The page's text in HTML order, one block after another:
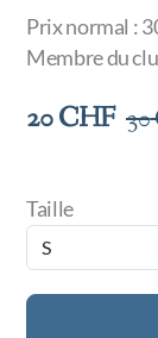
Prix normal :
Membre du
20CHF 30
Taille